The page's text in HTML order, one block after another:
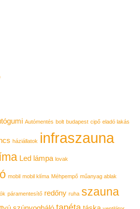
Autómentés bolt budapest cipő eladó lakás
háziállatok infraszauna
Led lámpa lovak
mobil mobil klíma Méhpempő műanyag ablak
páramentesítő redőny ruha szauna